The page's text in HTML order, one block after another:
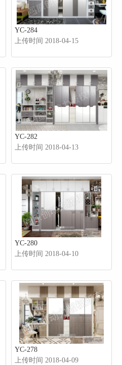
YC-284
上传时间 2018-04-15
YC-282
上传时间 2018-04-13
YC-280
上传时间 2018-04-10
YC-278
上传时间 2018-04-09